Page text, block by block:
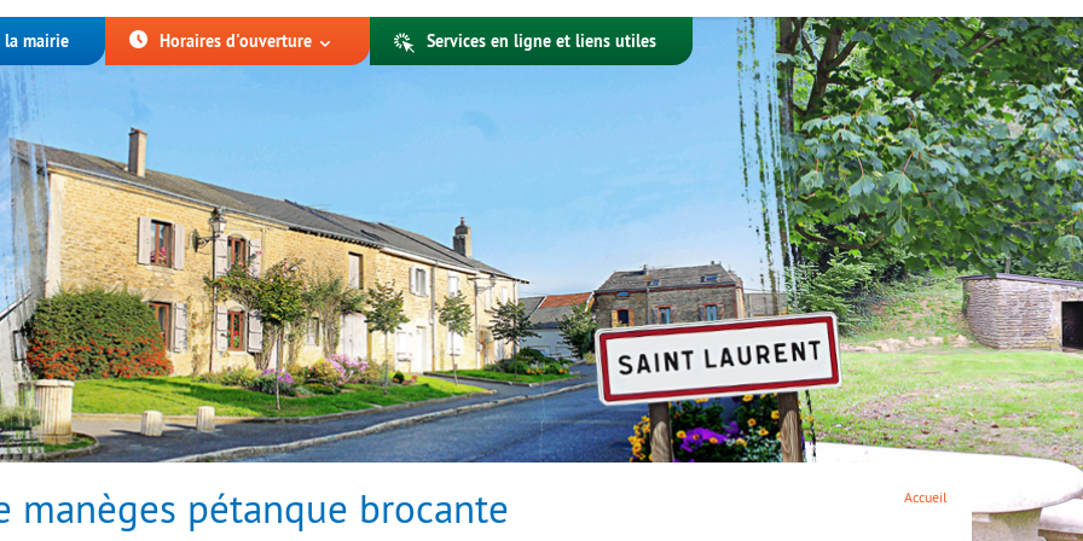
la mairie Horaires d'ouverture Services en ligne et liens utiles
Accueil
manèges pétanque brocante